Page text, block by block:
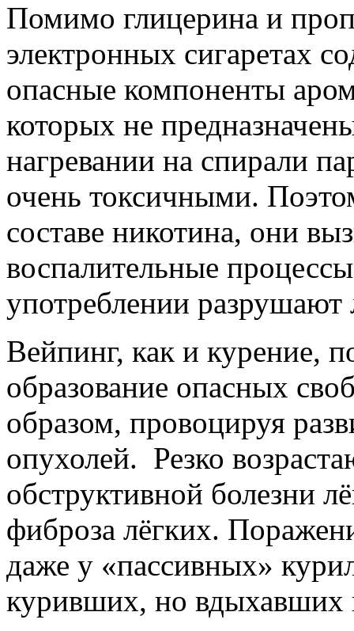
Помимо глицерина и
электронных сигаретах
опасные компоненты
которых не
нагревании на спирали
очень токсичными.
составе никотина, они
воспалительные
употреблении разрушают
Вейпинг, как и курение,
образование опасных
образом, провоцируя
опухолей. Резко
обструктивной болезни
фиброза лёгких.
даже у «пассивных»
куривших, но вдыхавших